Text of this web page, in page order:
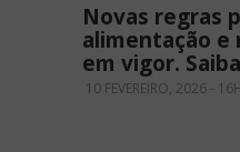
Novas regras
alimentação
em vigor.
10 FEVEREIRO, 2026 -